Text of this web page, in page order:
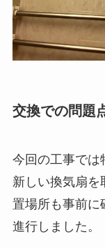
交換での問題
今回の工事では
新しい換気扇を
置場所も事前に
進行しました。